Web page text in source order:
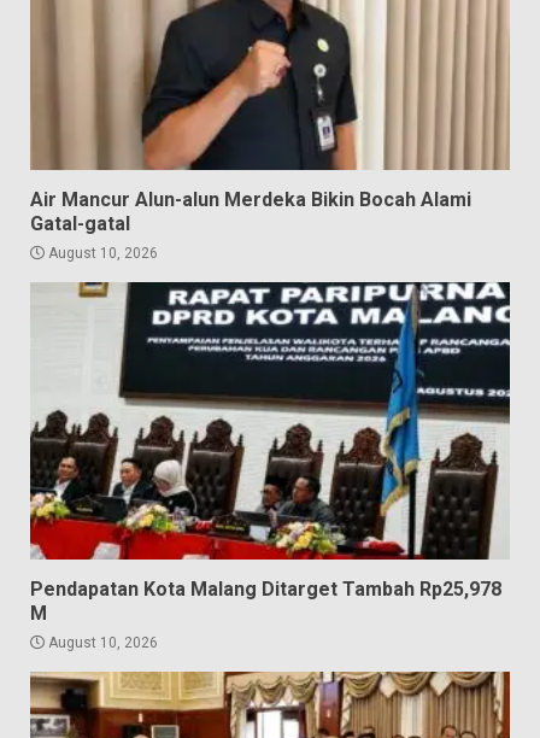
Air Mancur Alun-alun Merdeka Bikin Bocah Alami
Gatal-gatal
August 10, 2026
Pendapatan Kota Malang Ditarget Tambah Rp25,978
M
August 10, 2026